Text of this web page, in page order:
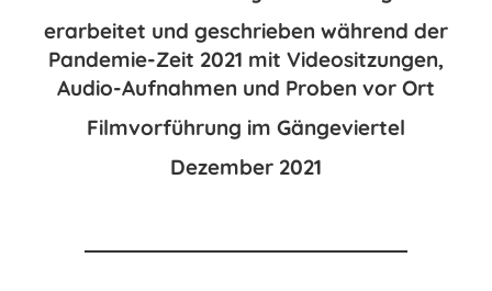
erarbeitet und geschrieben während der
Pandemie-Zeit 2021 mit Videositzungen,
Audio-Aufnahmen und Proben vor Ort
Filmvorführung im Gängeviertel
Dezember 2021